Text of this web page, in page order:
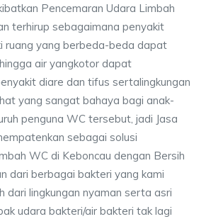
Pencemaran Udara Limbah
terhirup sebagaimana penyakit
ruang yang berbeda-beda dapat
air yangkotor dapat
diare dan tifus sertalingkungan
yang sangat bahaya bagi anak-
penguna WC tersebut, jadi Jasa
sebagai solusi
WC di Keboncau dengan Bersih
dari berbagai bakteri yang kami
dari lingkungan nyaman serta asri
udara bakteri/air bakteri tak lagi